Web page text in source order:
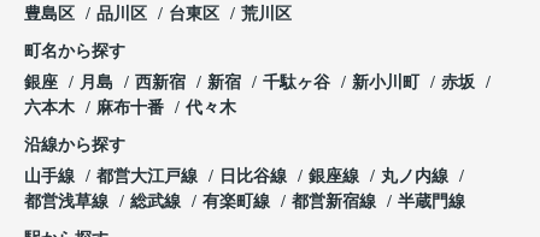
豊島区
品川区 台東区 荒川区
町名から探す
銀座
月島 西新宿 新宿 千駄ヶ谷 新小川町
赤坂
六本木
麻布十番 代々木
沿線から探す
山手線
都営大江戸線 日比谷線 銀座線
丸ノ内線
都営浅草線
総武線 有楽町線 都営新宿線 半蔵門線